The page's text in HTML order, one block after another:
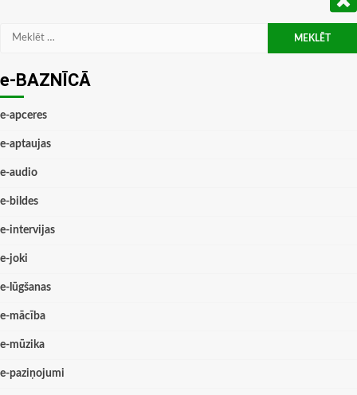
Meklēt:
e-BAZNĪCĀ
e-apceres
e-aptaujas
e-audio
e-bildes
e-intervijas
e-joki
e-lūgšanas
e-mācība
e-mūzika
e-paziņojumi